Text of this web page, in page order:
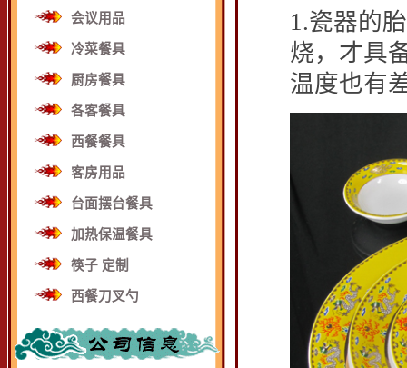
会议用品
冷菜餐具
厨房餐具
各客餐具
西餐餐具
客房用品
台面摆台餐具
加热保温餐具
筷子 定制
西餐刀叉勺
1.瓷器的
烧，才具
温度也有